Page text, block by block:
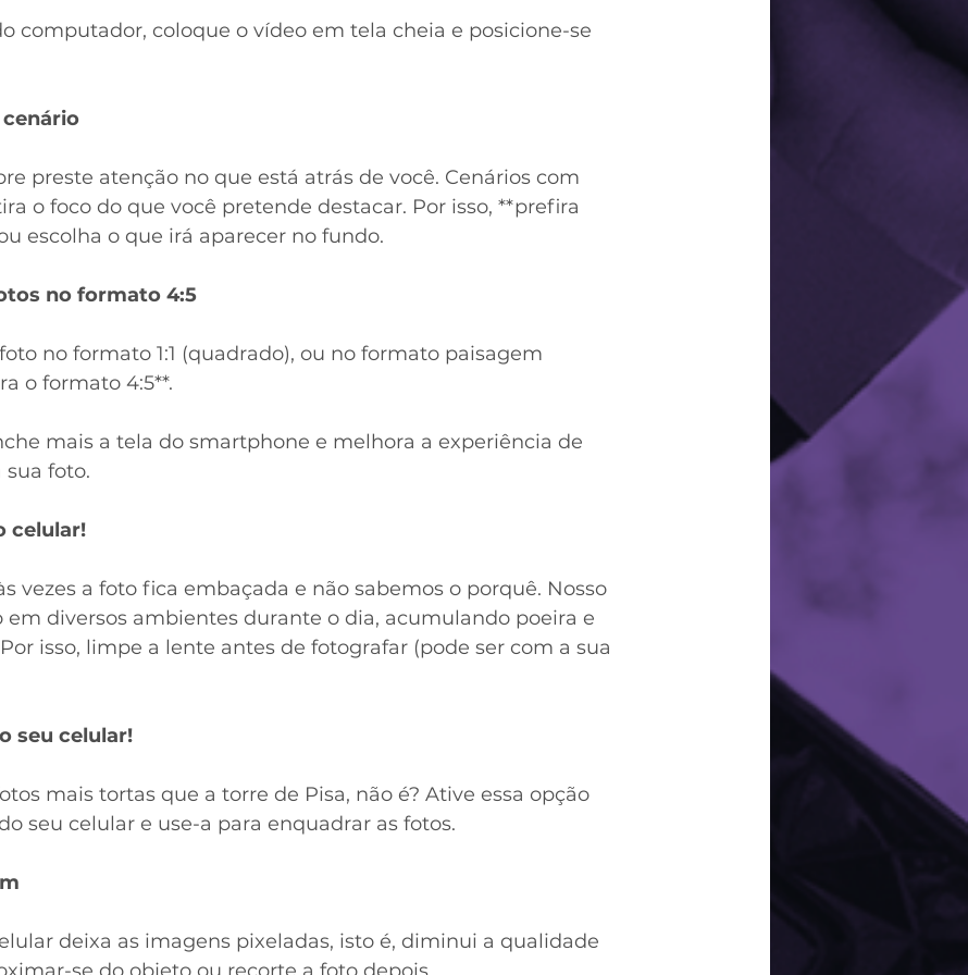
computador, coloque o vídeo em tela cheia e posicione-se
preste atenção no que está atrás de você. Cenários com
o foco do que você pretende destacar. Por isso, **prefira
escolha o que irá aparecer no fundo.
no formato 4:5
no formato 1:1 (quadrado), ou no formato paisagem
o formato 4:5**.
mais a tela do smartphone e melhora a experiência de
foto.
celular!
vezes a foto fica embaçada e não sabemos o porquê. Nosso
em diversos ambientes durante o dia, acumulando poeira e
isso, limpe a lente antes de fotografar (pode ser com a sua
seu celular!
mais tortas que a torre de Pisa, não é? Ative essa opção
seu celular e use-a para enquadrar as fotos.
deixa as imagens pixeladas, isto é, diminui a qualidade